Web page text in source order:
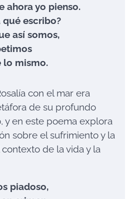
ahora yo pienso.
qué escribo?
así somos,
lo mismo.
con el mar era
de su profundo
y en este poema explora
sobre el sufrimiento y la
de la vida y la
piadoso,